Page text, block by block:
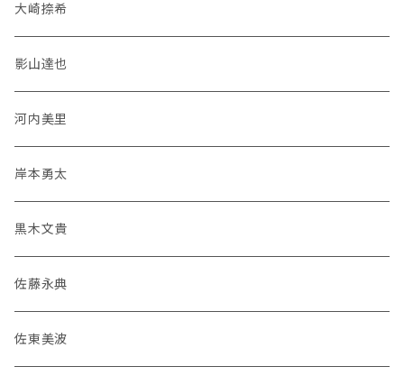
大崎捺希
影山達也
河内美里
岸本勇太
黒木文貴
佐藤永典
佐東美波